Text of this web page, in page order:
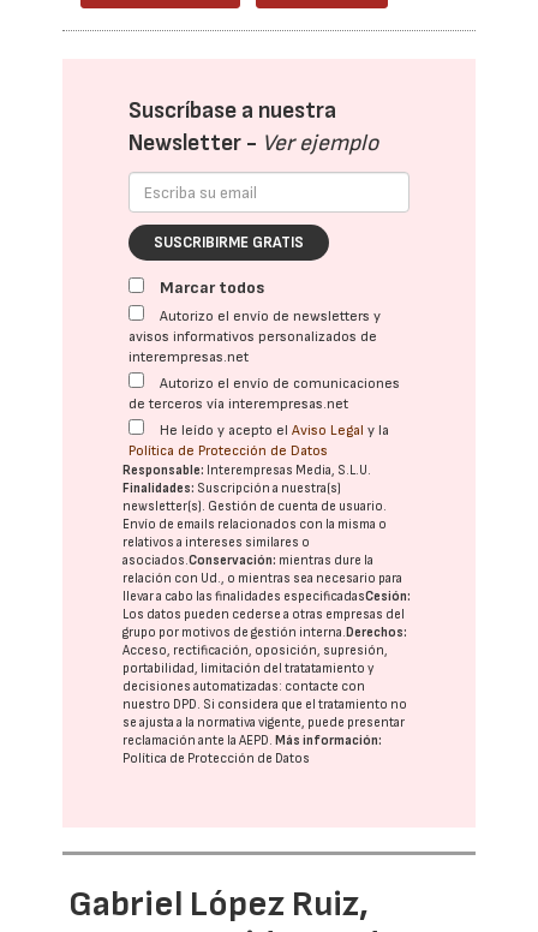
Suscríbase a nuestra
Newsletter - Ver ejemplo
SUSCRIBIRME GRATIS
Marcar todos
Autorizo el envío de newsletters y
avisos informativos personalizados de
interempresas.net
Autorizo el envío de comunicaciones
de terceros vía interempresas.net
He leído y acepto elAviso Legal y la
Política de Protección de Datos
Responsable: Interempresas Media, S.L.U.
Finalidades: Suscripción a nuestra(s)
newsletter(s). Gestión de cuenta de usuario.
Envío de emails relacionados con la misma o
relativos a intereses similares o
asociados.Conservación: mientras dure la
relación con Ud., o mientras sea necesario para
llevar a cabo las finalidades especificadasCesión:
Los datos pueden cederse a otras empresas del
grupo por motivos de gestión interna. Derechos:
Acceso, rectificación, oposición, supresión,
portabilidad, limitación del tratatamiento y
decisiones automatizadas: contacte con
nuestro DPD. Si considera que el tratamiento no
se ajusta a la normativa vigente, puede presentar
reclamación ante laAEPD. Más información:
Política de Protección de Datos
Gabriel López Ruiz,